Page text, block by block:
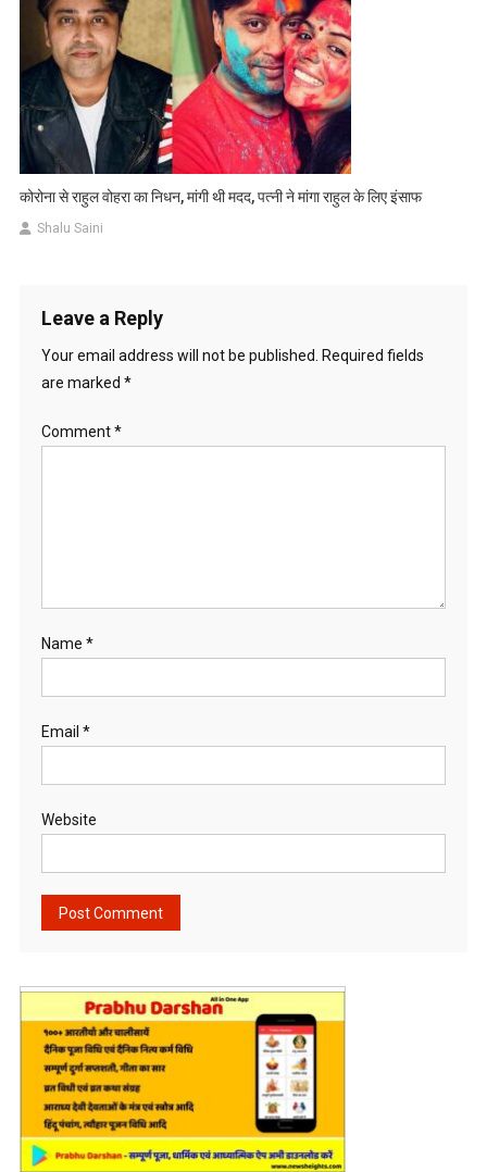
कोरोना से राहुल वोहरा का निधन, मांगी थी मदद, पत्नी ने मांगा राहुल के लिए इंसाफ
Shalu Saini
Leave a Reply
Your email address will not be published. Required fields
are marked *
Comment*
Name *
Email *
Website